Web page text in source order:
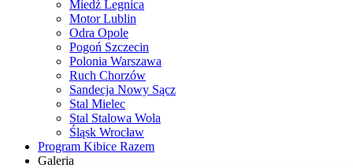
Miedź Legnica
Motor Lublin
Odra Opole
Pogoń Szczecin
Polonia Warszawa
Ruch Chorzów
Sandecja Nowy Sącz
Stal Mielec
Stal Stalowa Wola
Śląsk Wrocław
Program Kibice Razem
Galeria